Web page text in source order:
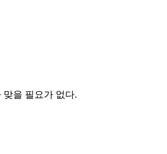
을 필요가 없다.